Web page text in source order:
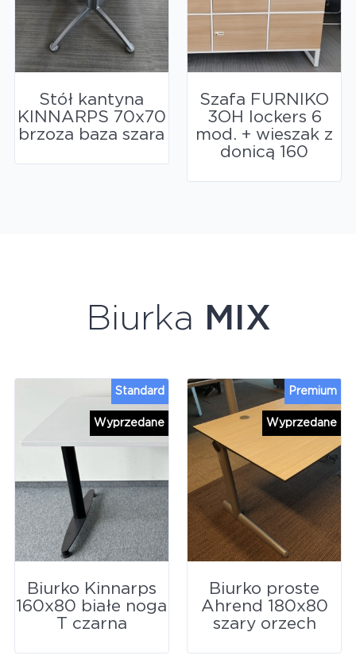
Stół kantyna
KINNARPS 70x70
brzoza baza szara
Szafa FURNIKO
3OH lockers 6
mod. + wieszak z
donicą 160
Biurka MIX
Wyprzedane
Standard
Biurko Kinnarps
160x80 białe noga
T czarna
Wyprzedane
Premium
Biurko proste
Ahrend 180x80
szary orzech